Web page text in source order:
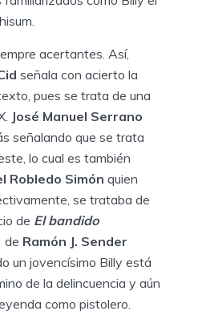
acertantes. Así,
señala con acierto la
pues se trata de una
José Manuel Serrano
señalando que se trata
lo cual es también
Robledo Simón quien
se trataba de
de El bandido
de Ramón J. Sender
un jovencísimo Billy está
de la delincuencia y aún
como pistolero.